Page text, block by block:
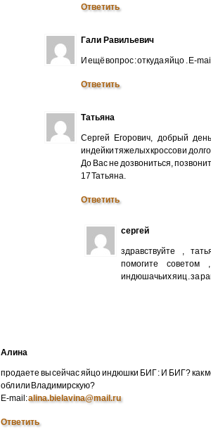
Ответить
Гали Равильевич
И ещё вопрос : откуда яйцо . E-
Ответить
Татьяна
Сергей Егорович, добрый
индейки тяжелых кроссов и
До Вас не дозвониться,
17 Татьяна.
Ответить
сергей
здравствуйте ,
помогите
индюшачьих яиц . за
Алина
продаете вы сейчас яйцо индюшки БИГ : И БИГ? как
обл или Владимирскую?
E-mail:alina.bielavina@mail.ru
Ответить